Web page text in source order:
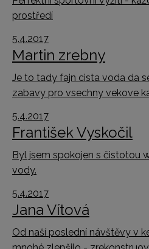
prostředí
5.4.2017
Martin zrebny
Je to tady fajn cista voda da
zabavy pro vsechny vekove
5.4.2017
František Vyskočil
Byl jsem spokojen s čistotou
vody.
5.4.2017
Jana Vítová
Od naší poslední návštěvy v